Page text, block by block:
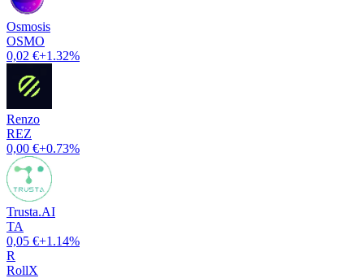
Osmosis
OSMO
0,02 €+1.32%
Renzo
REZ
0,00 €+0.73%
Trusta.AI
TA
0,05 €+1.14%
R
RollX